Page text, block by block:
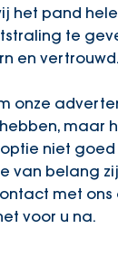
het pand
te
en vertrouwd.
onze
maar
niet goed
van belang
met ons
voor u na.